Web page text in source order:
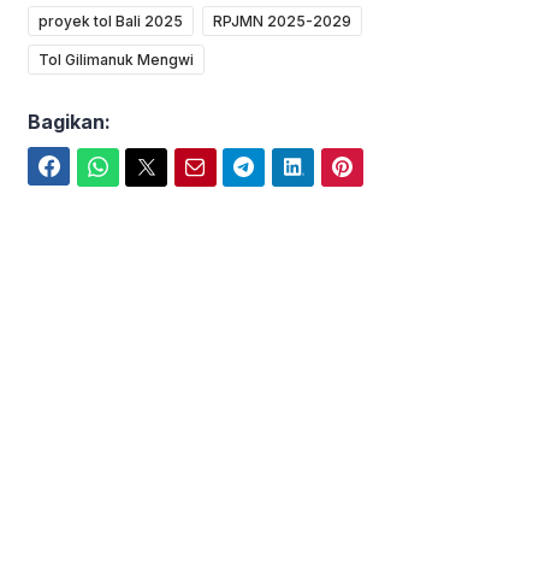
proyek tol Bali 2025 RPJMN 2025-2029
Tol Gilimanuk Mengwi
Bagikan: